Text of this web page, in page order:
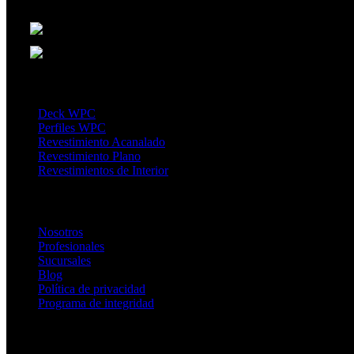
Deck WPC
Perfiles WPC
Revestimiento Acanalado
Revestimiento Plano
Revestimientos de Interior
Nosotros
Profesionales
Sucursales
Blog
Política de privacidad
Programa de integridad